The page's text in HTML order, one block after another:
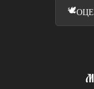
🕊️